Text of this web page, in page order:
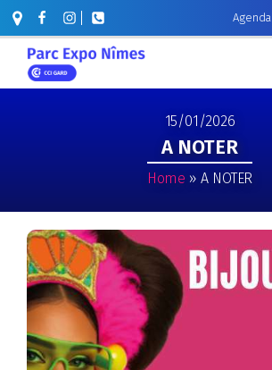
Agenda
15/01/2026
A NOTER
Home » A NOTER